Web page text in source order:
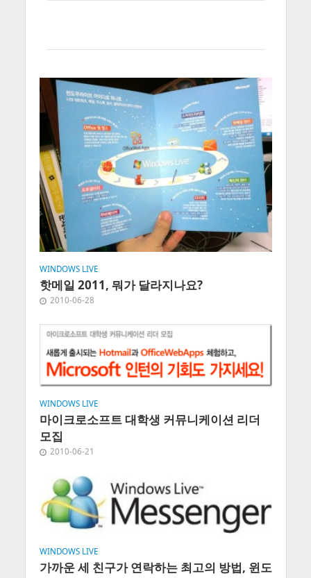
WINDOWS LIVE
핫메일 2011, 뭐가 달라지나요?
2010-06-28
WINDOWS LIVE
마이크로소프트 대학생 커뮤니케이션 리더
모집
2010-06-21
WINDOWS LIVE
가까운 세 친구가 연락하는 최고의 방법, 윈도